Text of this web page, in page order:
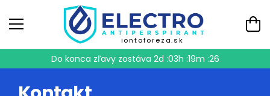
iontoforeza.sk
Do konca zľavy zostáva 2d :03h :19m :25